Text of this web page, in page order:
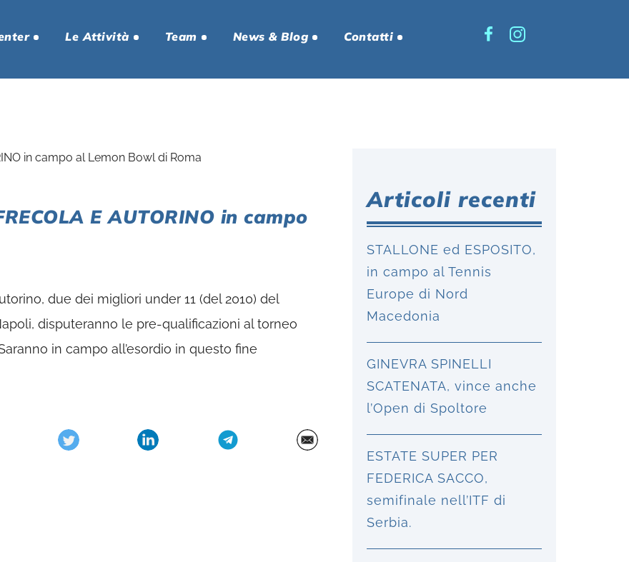
Le Attività Team News & Blog Contatti
E AUTORINO in campo
due dei migliori under 11 (del 2010) del
disputeranno le pre-qualificazioni al torneo
in campo all’esordio in questo fine
Articoli recenti
STALLONE ed ESPOSITO,
in campo al Tennis
Europe di Nord
Macedonia
GINEVRA SPINELLI
SCATENATA, vince anche
l’Open di Spoltore
ESTATE SUPER PER
FEDERICA SACCO,
semifinale nell’ITF di
Serbia.